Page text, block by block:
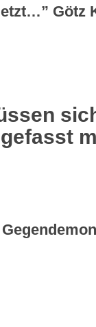
Götz